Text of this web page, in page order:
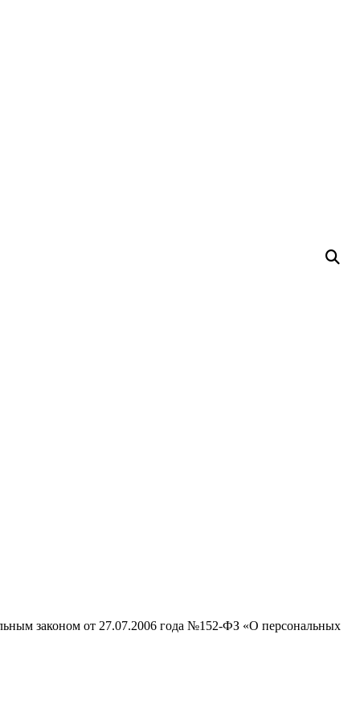
законом от 27.07.2006 года №152-ФЗ «О персональных